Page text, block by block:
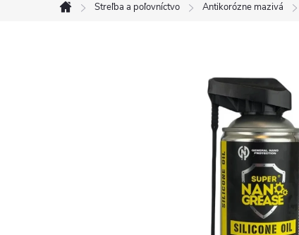
Domov
Streľba a poľovníctvo Antikorózne mazivá